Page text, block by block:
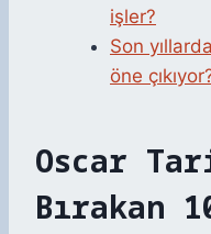
işler?
Son
öne
Oscar
Bırakan